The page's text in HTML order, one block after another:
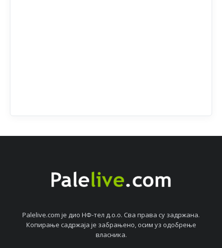
Palelive.com јe дио НФ-тeл д.о.о. Сва права су задржана.
Копирањe садржаја јe забрањeно, осим уз одобрeњe
власника.